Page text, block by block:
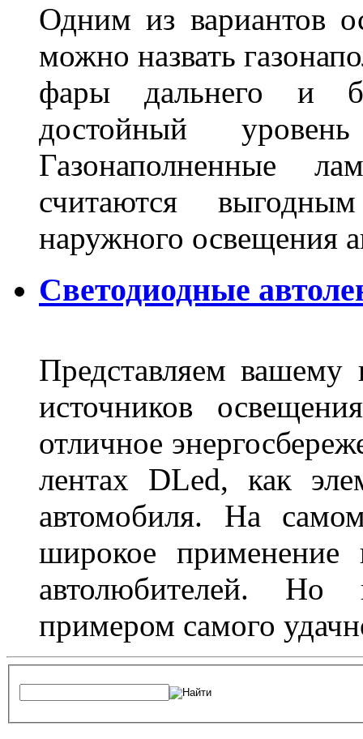
Одним из вариантов
можно назвать
фары дальнего и
достойный
Газонаполненные
считаются
наружного освещения
Светодиодные
Представляем
источников
отличное
лентах DLed, как
автомобиля. На
широкое
автолюбителей. Но
примером самого